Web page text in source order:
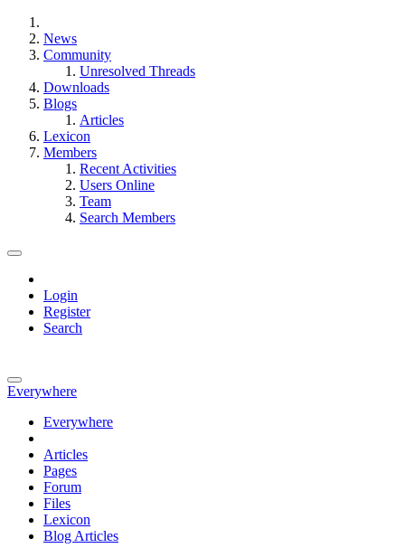
News
Community
Unresolved Threads
Downloads
Blogs
Articles
Lexicon
Members
Recent Activities
Users Online
Team
Search Members
Login
Register
Search
Everywhere
Everywhere
Articles
Pages
Forum
Files
Lexicon
Blog Articles